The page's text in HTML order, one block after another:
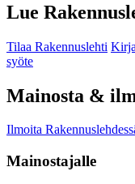
Lue
Tilaa Rakennuslehti
syöte
Mainosta &
Ilmoita
Mainostajalle